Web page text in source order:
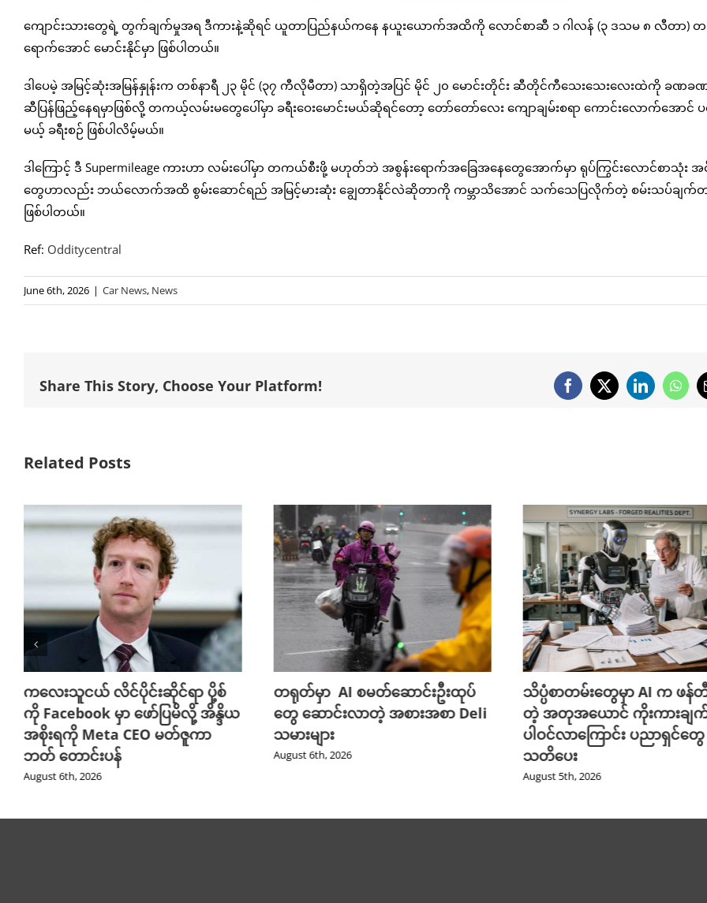
ကျောင်းသားတွေရဲ့ တွက်ချက်မှုအရ ဒီကားနဲ့ဆိုရင် ယူတာပြည်နယ်ကနေ နယူးယောက်အထိကို လောင်စာဆီ ၁ ဂါလန် (၃ ဒသမ ၈ လီတာ) တ
ရောက်အောင် မောင်းနိုင်မှာ ဖြစ်ပါတယ်။
ဒါပေမဲ့ အမြင့်ဆုံးအမြန်နှုန်းက တစ်နာရီ ၂၃ မိုင် (၃၇ ကီလိုမီတာ) သာရှိတဲ့အပြင် မိုင် ၂၀ မောင်းတိုင်း ဆီတိုင်ကီသေးသေးလေးထဲကို ခဏခ
ဆီပြန်ဖြည့်နေရမှာဖြစ်လို့ တကယ့်လမ်းမတွေပေါ်မှာ ခရီးဝေးမောင်းမယ်ဆိုရင်တော့ တော်တော်လေး ကျောချမ်းစရာ ကောင်းလောက်အောင် ပ
မယ့် ခရီးစဉ် ဖြစ်ပါလိမ့်မယ်။
ဒါကြောင့် ဒီ Supermileage ကားဟာ လမ်းပေါ်မှာ တကယ်စီးဖို့ မဟုတ်ဘဲ အစွန်းရောက်အခြေအနေတွေအောက်မှာ ရုပ်ကြွင်းလောင်စာသုံး အ
တွေဟာလည်း ဘယ်လောက်အထိ စွမ်းဆောင်ရည် အမြင့်မားဆုံး ချွေတာနိုင်လဲဆိုတာကို ကမ္ဘာသိအောင် သက်သေပြလိုက်တဲ့ စမ်းသပ်ချက်
ဖြစ်ပါတယ်။
Ref: Odditycentral
June 6th, 2026 | Car News, News
Share This Story, Choose Your Platform! Facebook
X LinkedIn
Related Posts
ကလေးသူငယ် လိင်ပိုင်းဆိုင်ရာ ပို့စ်
ကို Facebook မှာ ဖော်ပြမိလို့ အိန္ဒိယ
အစိုးရကို Meta CEO မတ်ဇူကာ
ဘတ် တောင်းပန်
August 6th, 2026
တရုတ်မှာ AI စမတ်ဆောင်းဦးထုပ်
တွေ ဆောင်းလာတဲ့ အစားအစာ Deli
သမားများ
August 6th, 2026
သိပ္ပံစာတမ်းတွေမှာ AI က ဖန်
တဲ့ အတုအယောင် ကိုးကားချ
ပါဝင်လာကြောင်း ပညာရှင်တွေ
သတိပေး
August 5th, 2026